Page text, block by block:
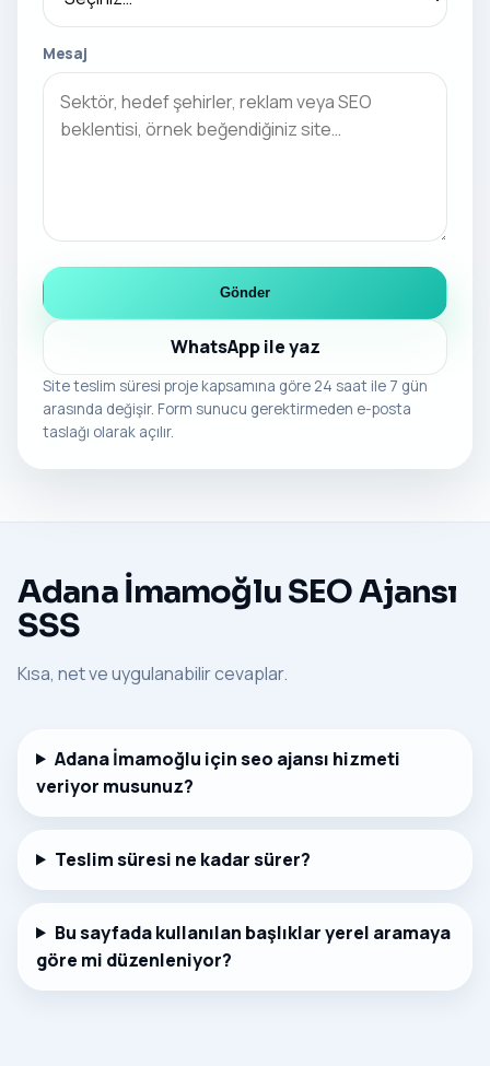
Mesaj
Gönder
WhatsApp ile yaz
Site teslim süresi proje kapsamına göre 24 saat ile 7 gün
arasında değişir. Form sunucu gerektirmeden e-posta
taslağı olarak açılır.
Adana İmamoğlu SEO Ajansı
SSS
Kısa, net ve uygulanabilir cevaplar.
Adana İmamoğlu için seo ajansı hizmeti
veriyor musunuz?
Teslim süresi ne kadar sürer?
Bu sayfada kullanılan başlıklar yerel aramaya
göre mi düzenleniyor?